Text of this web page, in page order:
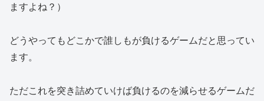
ますよね？）
どうやってもどこかで誰しもが負けるゲームだと思ってい
ます。
ただこれを突き詰めていけば負けるのを減らせるゲームだ